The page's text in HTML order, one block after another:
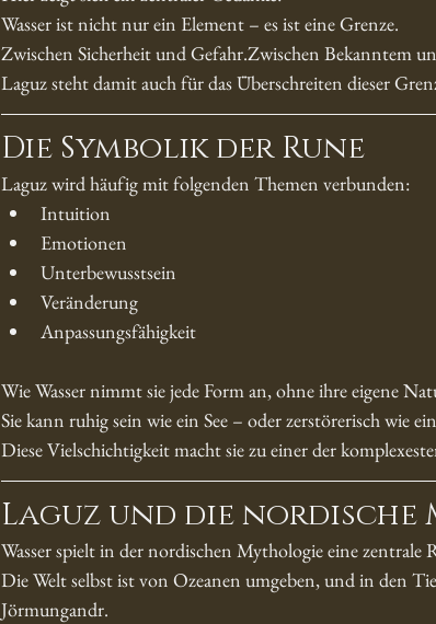
Wasser ist nicht nur ein Element – es ist eine Grenze.
Zwischen Sicherheit und Gefahr.Zwischen Bekanntem
Laguz steht damit auch für das Überschreiten dieser
Die Symbolik der Rune
Laguz wird häufig mit folgenden Themen verbunden:
Intuition
Emotionen
Unterbewusstsein
Veränderung
Anpassungsfähigkeit
Wie Wasser nimmt sie jede Form an, ohne ihre eigene
Sie kann ruhig sein wie ein See – oder zerstörerisch wie
Diese Vielschichtigkeit macht sie zu einer der
Laguz und die
Wasser spielt in der nordischen Mythologie eine zentrale
Die Welt selbst ist von Ozeanen umgeben, und in den
Jörmungandr.